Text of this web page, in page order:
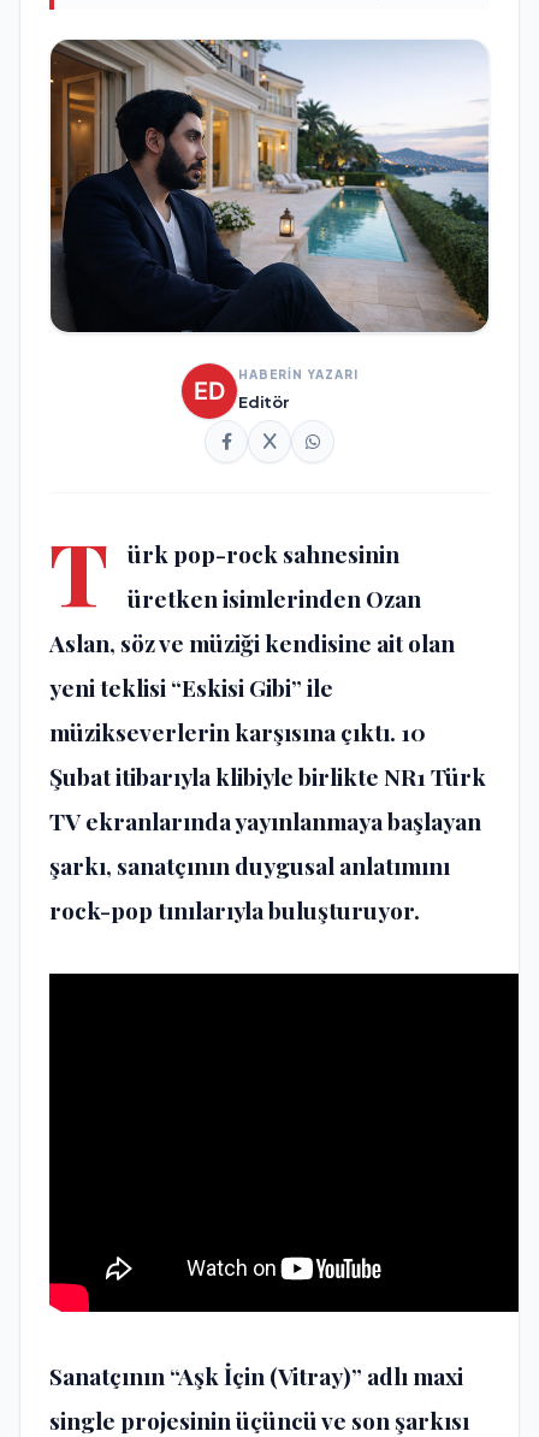
HABERİN YAZARI
Editör
T
ürk pop-rock sahnesinin
üretken isimlerinden Ozan
Aslan, söz ve müziği kendisine ait olan
yeni teklisi “Eskisi Gibi” ile
müzikseverlerin karşısına çıktı. 10
Şubat itibarıyla klibiyle birlikte NR1 Türk
TV ekranlarında yayınlanmaya başlayan
şarkı, sanatçının duygusal anlatımını
rock-pop tınılarıyla buluşturuyor.
Sanatçının “Aşk İçin (Vitray)” adlı maxi
single projesinin üçüncü ve son şarkısı